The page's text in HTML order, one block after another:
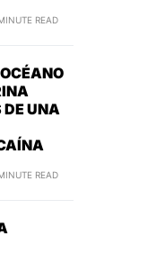
READ
UNA
READ